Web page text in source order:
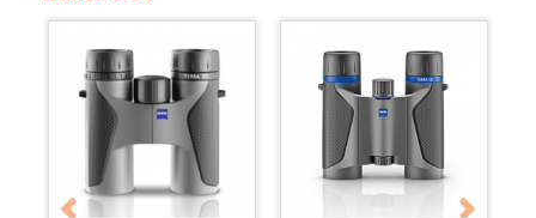
Previous Next